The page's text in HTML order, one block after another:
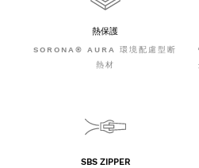
熱保護
SORONA® AURA 環境配慮型断
熱材
SBS ZIPPER